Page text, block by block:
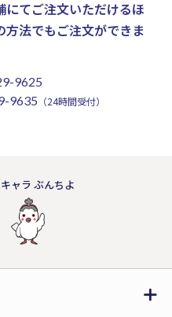
てご注文いただけるほ
法でもご注文ができま
9625
9635 （24時間受付）
ャラ ぶんちよ